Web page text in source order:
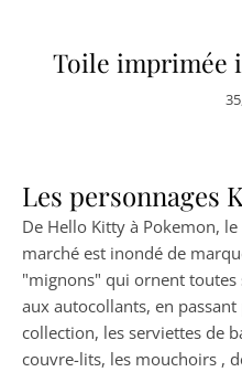
Toile imprimée
Les personnages
De Hello Kitty à Pokemon,
marché est inondé de
"mignons" qui ornent toutes
aux autocollants, en
collection, les serviettes de
couvre-lits, les mouchoirs ,